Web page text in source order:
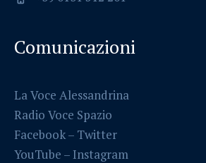
Comunicazioni
La Voce Alessandrina
Radio Voce Spazio
Facebook– Twitter
YouTube – Instagram